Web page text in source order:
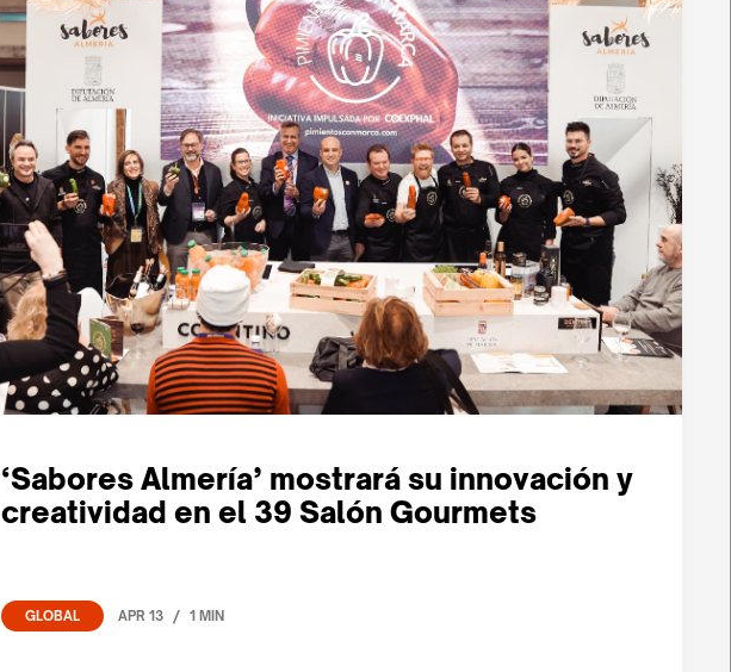
‘Sabores Almería’ mostrará su innovación y
creatividad en el 39 Salón Gourmets
GLOBAL APR 13 / 1 MIN